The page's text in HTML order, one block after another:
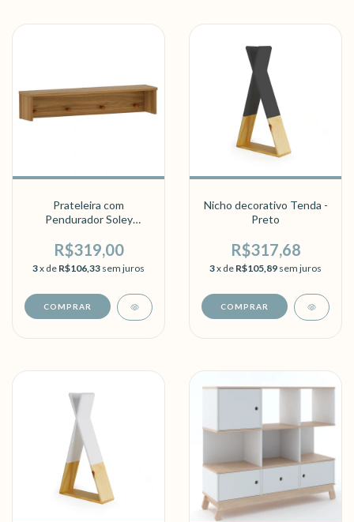
Prateleira com
Pendurador Soley
R$319,00
3x de R$106,33 sem juros
Nicho decorativo Tenda -
Preto
R$317,68
3x de R$105,89 sem juros